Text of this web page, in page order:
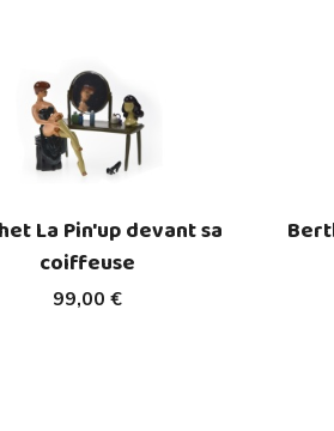
99,00 €
La Pin'up devant sa
coiffeuse